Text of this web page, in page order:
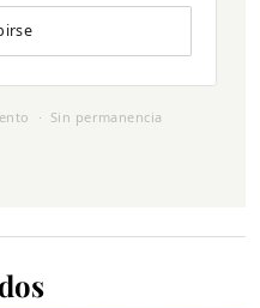
· Sin permanencia